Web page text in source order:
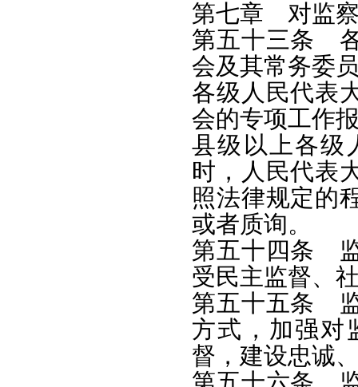
第七章 对监察
第五十三条
会及其常务委
各级人民代表
会的专项工作
县级以上各级
时，人民代表
照法律规定的
或者质询。
第五十四条
受民主监督、
第五十五条
方式，加强对
督，建设忠诚